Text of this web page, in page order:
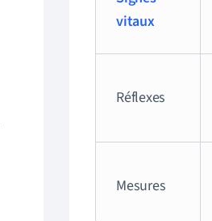
vitaux
Réflexes
Mesures